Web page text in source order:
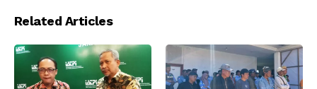
Related Articles